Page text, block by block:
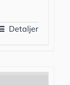
Detaljer